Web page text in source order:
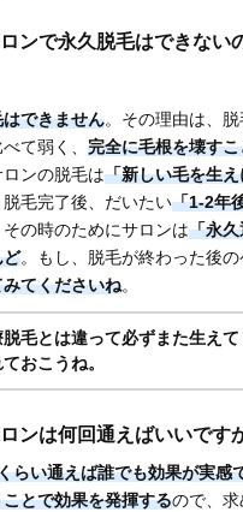
ンで永久脱毛はできない
できません。その理由は、
て弱く、 完全に毛根を壊す
ンの脱毛は「新しい毛を生
毛完了後、だいたい「1-2年
の時のためにサロンは「永
ど。もし、脱毛が終わった後
てくださいね。
脱毛とは違って必ずまた生え
おこうね。
ンは何回通えばいいです
らい通えば誰でも効果が実感
とで効果を発揮するので、